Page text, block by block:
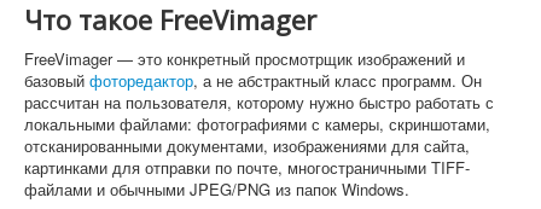
Что такое FreeVimager
FreeVimager — это конкретный просмотрщик изображений и
базовый фоторедактор, а не абстрактный класс программ. Он
рассчитан на пользователя, которому нужно быстро работать с
локальными файлами: фотографиями с камеры, скриншотами,
отсканированными документами, изображениями для сайта,
картинками для отправки по почте, многостраничными TIFF-
файлами и обычными JPEG/PNG из папок Windows.